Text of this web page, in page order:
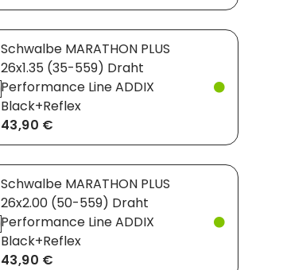
Schwalbe MARATHON PLUS
26x1.35 (35-559) Draht
Performance Line ADDIX
Black+Reflex
43,90 €
Schwalbe MARATHON PLUS
26x2.00 (50-559) Draht
Performance Line ADDIX
Black+Reflex
43,90 €